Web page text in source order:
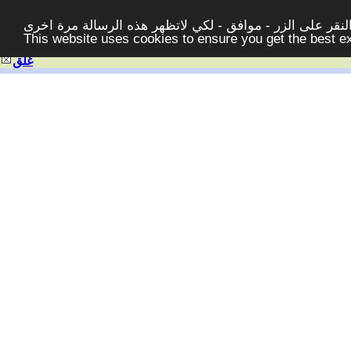
على الزر - موافق - لكي لاتظهر هذه الرسالة مرة اخرى -
This website uses cookies to ensure you get the best
غلق